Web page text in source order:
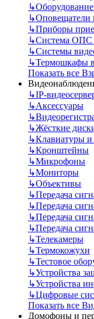
↳
↳Оповещатели
↳Приборы
↳Система ОПС
↳Системы
↳Термошкафы
Показать все
↳IP-
↳Аксессуары
↳
↳Жёсткие
↳Клавиатуры и
↳Кронштейны
↳Микрофоны
↳Мониторы
↳Объективы
↳Передача
↳Передача
↳Передача
↳Передача
↳Телекамеры
↳Термокожухи
↳Тестовое
↳Устройства
↳Устройства
↳Цифровые
Показать все
Домофоны и